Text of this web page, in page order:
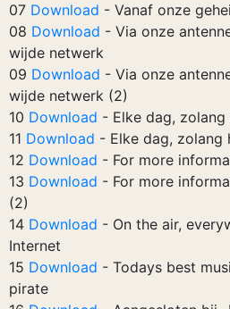
07 Download - Vanaf onze
08 Download - Via onze
wijde netwerk
09 Download - Via onze
wijde netwerk (2)
10 Download - Elke dag,
11 Download - Elke dag, zolang
12 Download - For more
13 Download - For more
(2)
14 Download - On the air,
Internet
15 Download - Todays best
pirate